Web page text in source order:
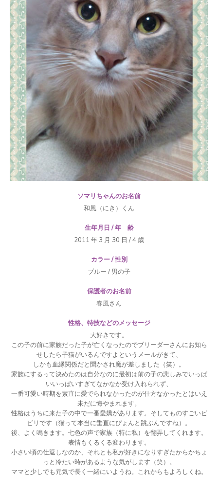
ソマリちゃんのお名前
和風（にき）くん
生年月日 / 年 齢
2011 年 3 月 30 日 / 4 歳
カラー / 性別
ブルー / 男の子
保護者のお名前
春風さん
性格、特技などのメッセージ
大好きです。
この子の前に家族だった子が亡くなったのでブリーダーさんにお知ら
せしたら子猫がいるんですよというメールがきて、
しかも血縁関係だと聞かされ魔が差しました（笑）。
家族にするって決めたのは自分なのに最初は前の子の悲しみでいっぱ
いいっぱいすぎてなかなか受け入れられず、
一番可愛い時期を素直に愛でられなかったのが仕方なかったとはいえ
未だに悔やまれます。
性格はうちに来た子の中で一番愛嬌があります。そしてものすごいビ
ビリです（猫って本当に垂直にぴょんと跳ぶんですね）。
後、よく鳴きます。七色の声で家族（特に私）を翻弄してくれます。
表情もくるくる変わります。
小さい頃の仕返しなのか、それとも私が好きになりすぎたからかちょ
っと冷たい時があるような気がします（笑）。
ママと少しでも元気で長く一緒にいようね。これからもよろしくね。